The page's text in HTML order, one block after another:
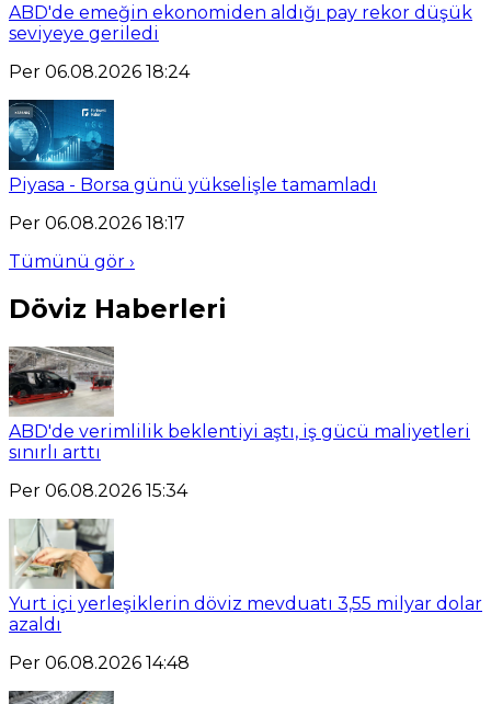
ABD'de emeğin ekonomiden aldığı pay rekor düşük
seviyeye geriledi
Per 06.08.2026 18:24
Piyasa - Borsa günü yükselişle tamamladı
Per 06.08.2026 18:17
Tümünü gör ›
Döviz Haberleri
ABD'de verimlilik beklentiyi aştı, iş gücü maliyetleri
sınırlı arttı
Per 06.08.2026 15:34
Yurt içi yerleşiklerin döviz mevduatı 3,55 milyar dolar
azaldı
Per 06.08.2026 14:48